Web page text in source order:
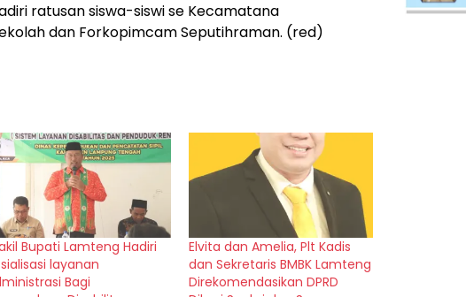
ratusan siswa-siswi se Kecamatana
dan Forkopimcam Seputihraman. (red)
Bupati Lamteng Hadiri
layanan
Bagi
Elvita dan Amelia, Plt Kadis
dan Sekretaris BMBK Lamteng
Direkomendasikan DPRD